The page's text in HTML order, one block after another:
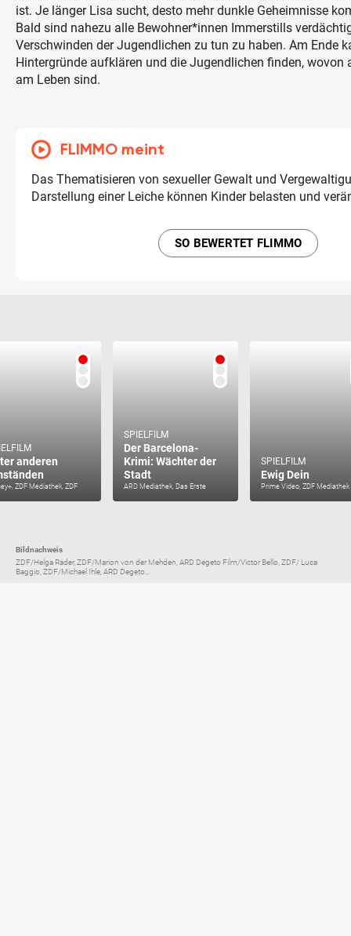
ist. Je länger Lisa sucht, desto mehr dunkle Geheimnisse
Bald sind nahezu alle Bewohner*innen Immerstills
Verschwinden der Jugendlichen zu tun zu haben. Am Ende
Hintergründe aufklären und die Jugendlichen finden, wovon
am Leben sind.
FLIMMO meint
Das Thematisieren von sexueller Gewalt und
Darstellung einer Leiche können Kinder belasten und
SO BEWERTET FLIMMO
anderen
ZDF Mediathek, ZDF
SPIELFILM
Der Barcelona-
Krimi: Wächter der
Stadt
ARD Mediathek, Das Erste
SPIELFILM
Ewig Dein
Prime Video, ZDF Mediathek
Bildnachweis
ZDF/Helga Rader, ZDF/Marion von der Mehden, ARD Degeto Film/Victor Bello, ZDF/ Luca
Baggio, ZDF/Michael Ihle, ARD Degeto...